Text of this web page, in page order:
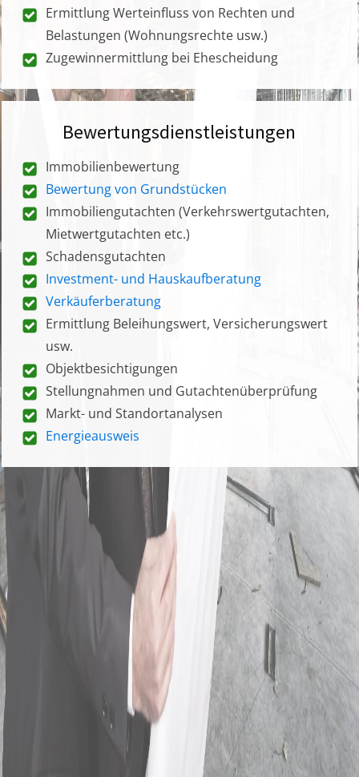
Ermittlung Werteinfluss von Rechten und
Belastungen (Wohnungsrechte usw.)
Zugewinnermittlung bei Ehescheidung
Bewertungsdienstleistungen
Immobilienbewertung
Bewertung von Grundstücken
Immobiliengutachten (Verkehrswertgutachten,
Mietwertgutachten etc.)
Schadensgutachten
Investment- und Hauskaufberatung
Verkäuferberatung
Ermittlung Beleihungswert, Versicherungswert
usw.
Objektbesichtigungen
Stellungnahmen und Gutachtenüberprüfung
Markt- und Standortanalysen
Energieausweis